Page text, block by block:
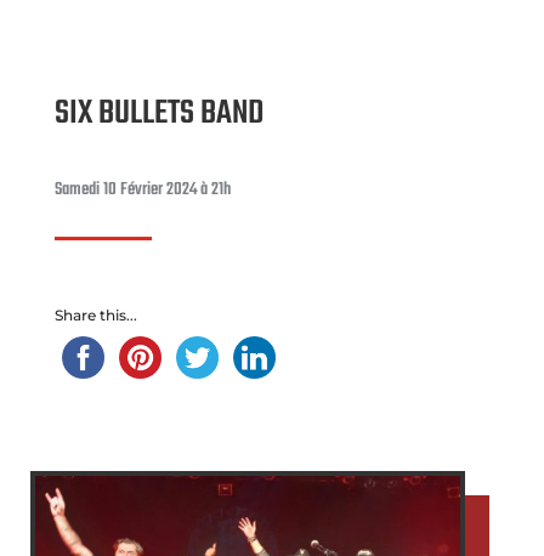
SIX BULLETS BAND
Samedi 10 Février 2024 à 21h
Share this...